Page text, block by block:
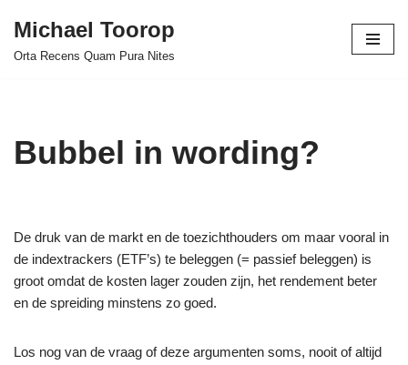
Ga
Michael Toorop
Orta Recens Quam Pura Nites
Bubbel in wording?
De druk van de markt en de toezichthouders om maar vooral in
de indextrackers (ETF’s) te beleggen (= passief beleggen) is
groot omdat de kosten lager zouden zijn, het rendement beter
en de spreiding minstens zo goed.
Los nog van de vraag of deze argumenten soms, nooit of altijd